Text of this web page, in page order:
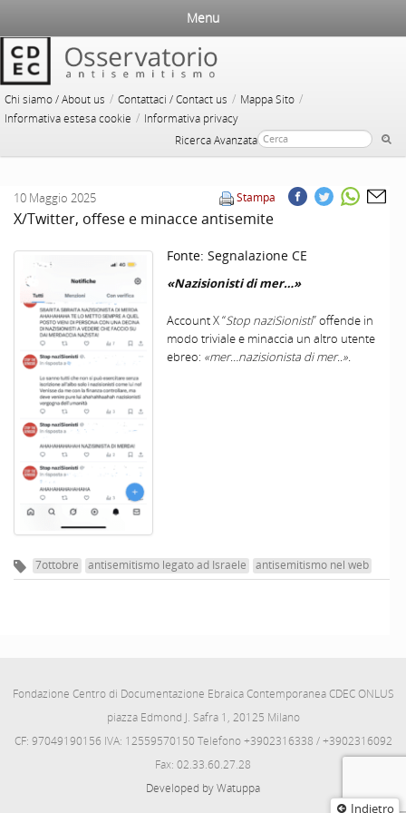
Chi siamo / About us / Contattaci / Contact us / Mappa Sito /
Informativa estesa cookie / Informativa privacy
Ricerca Avanzata
Menu
Indietro
Stampa
10 Maggio 2025
X/Twitter, offese e minacce antisemite
Fonte: Segnalazione CE
«Nazisionisti di mer…»
Account X “Stop naziSionisti” offende in
modo triviale e minaccia un altro utente
ebreo: «mer…nazisionista di mer..».
7ottobre antisemitismo legato ad Israele antisemitismo nel web
Fondazione Centro di Documentazione Ebraica Contemporanea CDEC ONLUS
piazza Edmond J. Safra 1, 20125 Milano
CF: 97049190156 IVA: 12559570150 Telefono +3902316338 / +3902316092
Fax: 02.33.60.27.28
Developed by Watuppa